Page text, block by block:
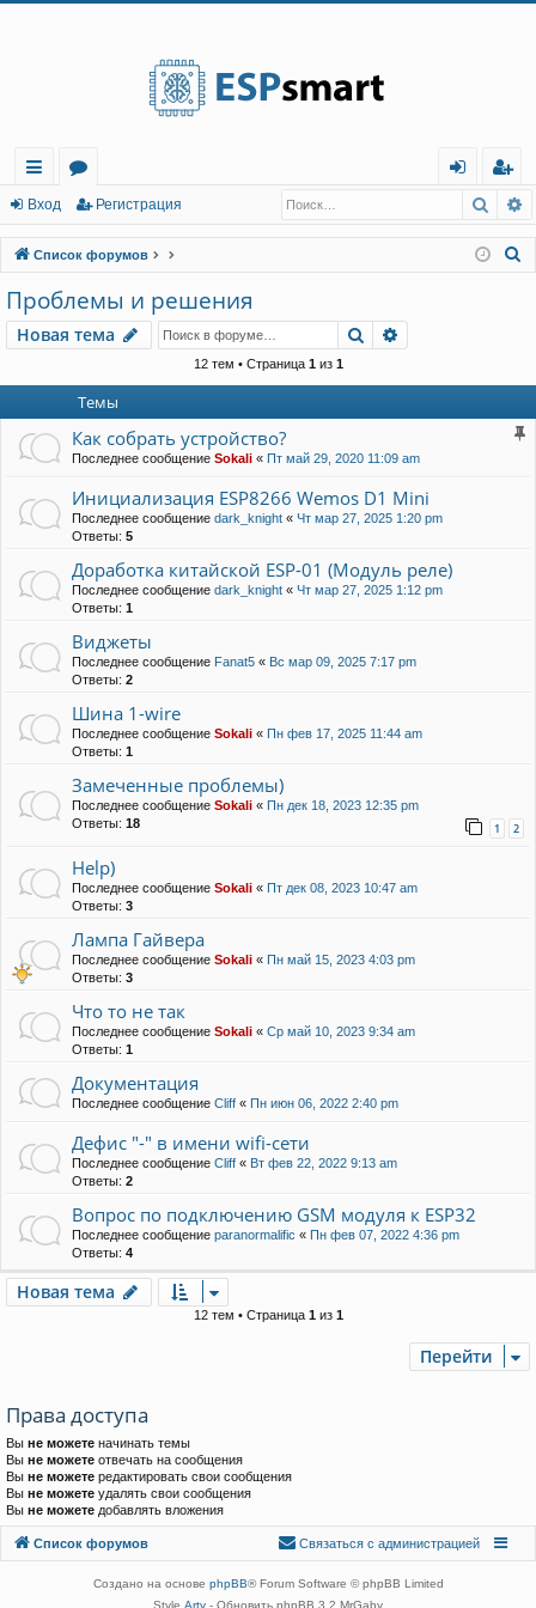
с
ы
лк
и
о
ру
м
ы
д
г
ис
тр
Вход Регистрация
Список форумов
Проблемы и решения
Новая тема
Новая тема Поиск
12 тем • Страница 1из 1
Темы
Как собрать устройство?
Последнее сообщение Sokali « Пт май 29, 2020 11:09 am
Инициализация ESP8266 Wemos D1 Mini
Последнее сообщение dark_knight « Чт мар 27, 2025 1:20 pm
Ответы: 5
Доработка китайской ESP-01 (Модуль реле)
Последнее сообщение dark_knight « Чт мар 27, 2025 1:12 pm
Ответы: 1
Виджеты
Последнее сообщение Fanat5 « Вс мар 09, 2025 7:17 pm
Ответы: 2
Шина 1-wire
Последнее сообщение Sokali « Пн фев 17, 2025 11:44 am
Ответы: 1
Замеченные проблемы)
Последнее сообщение Sokali « Пн дек 18, 2023 12:35 pm
Ответы: 18 1 2
Help)
Последнее сообщение Sokali « Пт дек 08, 2023 10:47 am
Ответы: 3
Лампа Гайвера
Последнее сообщение Sokali « Пн май 15, 2023 4:03 pm
Ответы: 3
Что то не так
Последнее сообщение Sokali « Ср май 10, 2023 9:34 am
Ответы: 1
Документация
Последнее сообщение Cliff « Пн июн 06, 2022 2:40 pm
Дефис "-" в имени wifi-сети
Последнее сообщение Cliff « Вт фев 22, 2022 9:13 am
Ответы: 2
Вопрос по подключению GSM модуля к ESP32
Последнее сообщение paranormalific « Пн фев 07, 2022 4:36 pm
Ответы: 4
Новая тема
Новая тема
12 тем • Страница 1из 1
Перейти
Права доступа
Вы не можете начинать темы
Вы не можете отвечать на сообщения
Вы не можете редактировать свои сообщения
Вы не можете удалять свои сообщения
Вы не можете добавлять вложения
Список форумов
Связаться с
Связаться с администрацией
Создано на основе phpBB® Forum Software © phpBB Limited
Style Arty - Обновить phpBB 3.2 MrGaby